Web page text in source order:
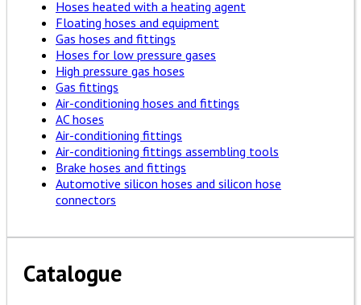
Hoses heated with a heating agent
Floating hoses and equipment
Gas hoses and fittings
Hoses for low pressure gases
High pressure gas hoses
Gas fittings
Air-conditioning hoses and fittings
AC hoses
Air-conditioning fittings
Air-conditioning fittings assembling tools
Brake hoses and fittings
Automotive silicon hoses and silicon hose
connectors
Catalogue